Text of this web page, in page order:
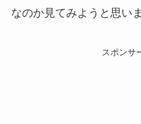
なのか見てみようと思いま
スポンサ